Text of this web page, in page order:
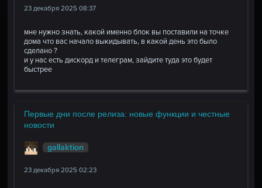
23 декабря 2025 08:37
мне нужно знать, какой именно блок вы поставили на точке
дома что вас начало выкидывать, в какой день это было
сделано ?
и у нас есть дискорд и телеграм, зайдите туда это будет
быстрее
Первые дни после релиза: новые функции и честные
новости
gallaktion
23 декабря 2025 02:23